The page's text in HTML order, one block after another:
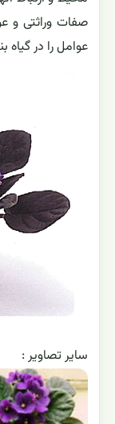
صفات وراثتی و
عوامل را در گیاه
ساير تصاوير :